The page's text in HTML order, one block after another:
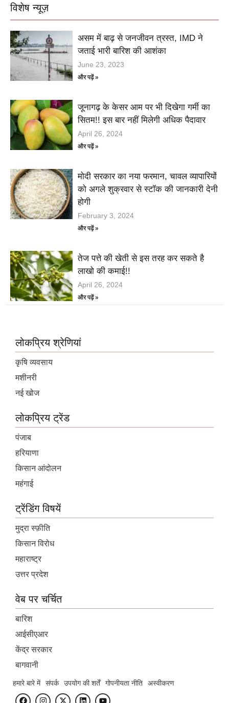
विशेष न्यूज़
असम में बाढ़ से जनजीवन त्रस्त, IMD ने
जताई भारी बारिश की आशंका
June 23, 2023
और पढ़ें »
जूनागढ़ के केसर आम पर भी दिखेगा गर्मी का
सितम!! इस बार नहीं मिलेगी अधिक पैदावार
April 26, 2024
और पढ़ें »
मोदी सरकार का नया फरमान, चावल व्यापारियों
को अगले शुक्रवार से स्टॉक की जानकारी देनी
होगी
February 3, 2024
और पढ़ें »
तेज पत्ते की खेती से इस तरह कर सकते है
लाखो की कमाई!!
April 26, 2024
और पढ़ें »
लोकप्रिय श्रेणियां
कृषि व्यवसाय
मशीनरी
नई खोज
लोकप्रिय ट्रेंड
पंजाब
हरियाणा
किसान आंदोलन
महंगाई
ट्रेंडिंग विषयें
मुद्रा स्फ़ीति
किसान विरोध
महाराष्ट्र
उत्तर प्रदेश
वेब पर चर्चित
बारिश
आईसीएआर
केंद्र सरकार
बागवानी
हमारे बारे में संपर्क उपयोग की शर्तें गोपनीयता नीति अस्वीकरण